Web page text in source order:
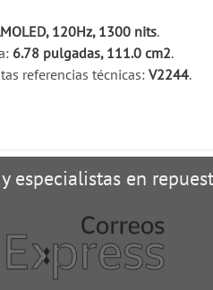
120Hz, 1300 nits.
6.78 pulgadas, 111.0 cm2.
referencias técnicas:V2244.
especialistas en